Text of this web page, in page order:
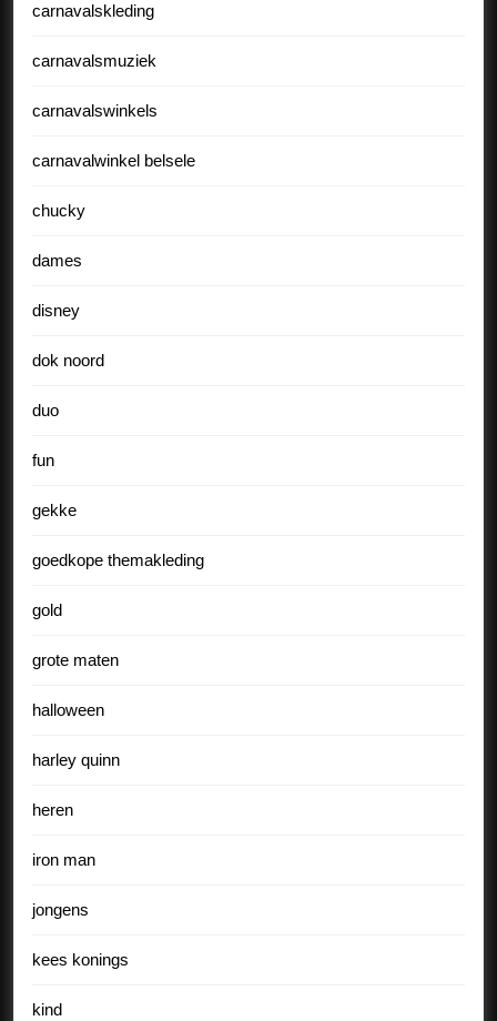
carnavalskleding
carnavalsmuziek
carnavalswinkels
carnavalwinkel belsele
chucky
dames
disney
dok noord
duo
fun
gekke
goedkope themakleding
gold
grote maten
halloween
harley quinn
heren
iron man
jongens
kees konings
kind